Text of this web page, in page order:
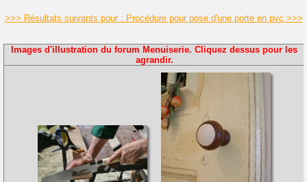
>>> Résultats suivants pour : Procédure pour pose d'une porte en pvc >>>
Images d'illustration du forum Menuiserie. Cliquez dessus pour les
agrandir.